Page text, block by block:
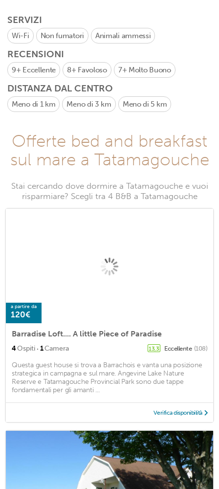
SERVIZI
Wi-Fi Non fumatori Animali ammessi
RECENSIONI
9+ Eccellente 8+ Favoloso 7+ Molto Buono
DISTANZA DAL CENTRO
Meno di 1 km Meno di 3 km Meno di 5 km
Offerte bed and breakfast
sul mare a Tatamagouche
Stai cercando dove dormire a Tatamagouche e vuoi
risparmiare? Scegli tra 4 B&B a Tatamagouche
a partire da
120€
Barradise Loft.... A little Piece of Paradise
4Ospiti · 1Camera 13,3 Eccellente (108)
Questa guest house si trova a Barrachois e vanta una posizione
strategica in campagna e sul mare. Angevine Lake Nature
Reserve e Tatamagouche Provincial Park sono due tappe
fondamentali per gli amanti ...
Verifica disponibilità